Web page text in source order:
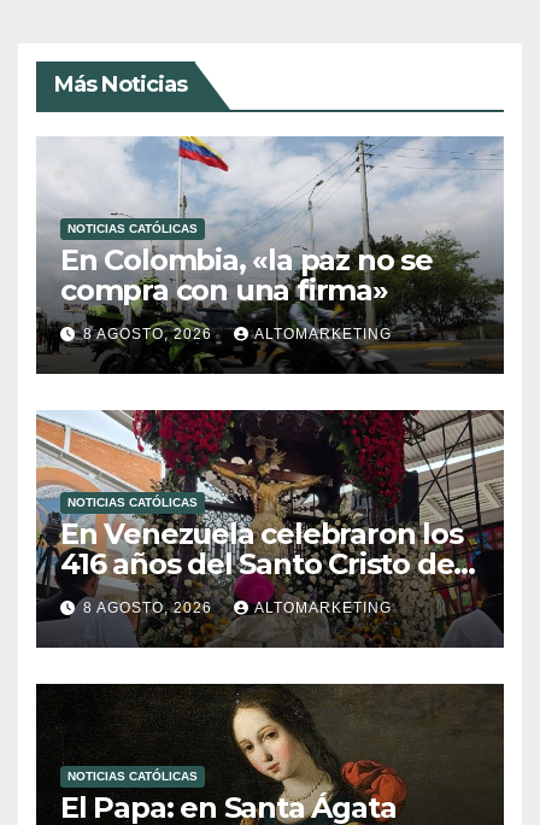
Más Noticias
NOTICIAS CATÓLICAS
En Colombia, «la paz no se
compra con una firma»
8 AGOSTO, 2026 ALTOMARKETING
NOTICIAS CATÓLICAS
En Venezuela celebraron los
416 años del Santo Cristo de
La Grita
8 AGOSTO, 2026 ALTOMARKETING
NOTICIAS CATÓLICAS
El Papa: en Santa Ágata